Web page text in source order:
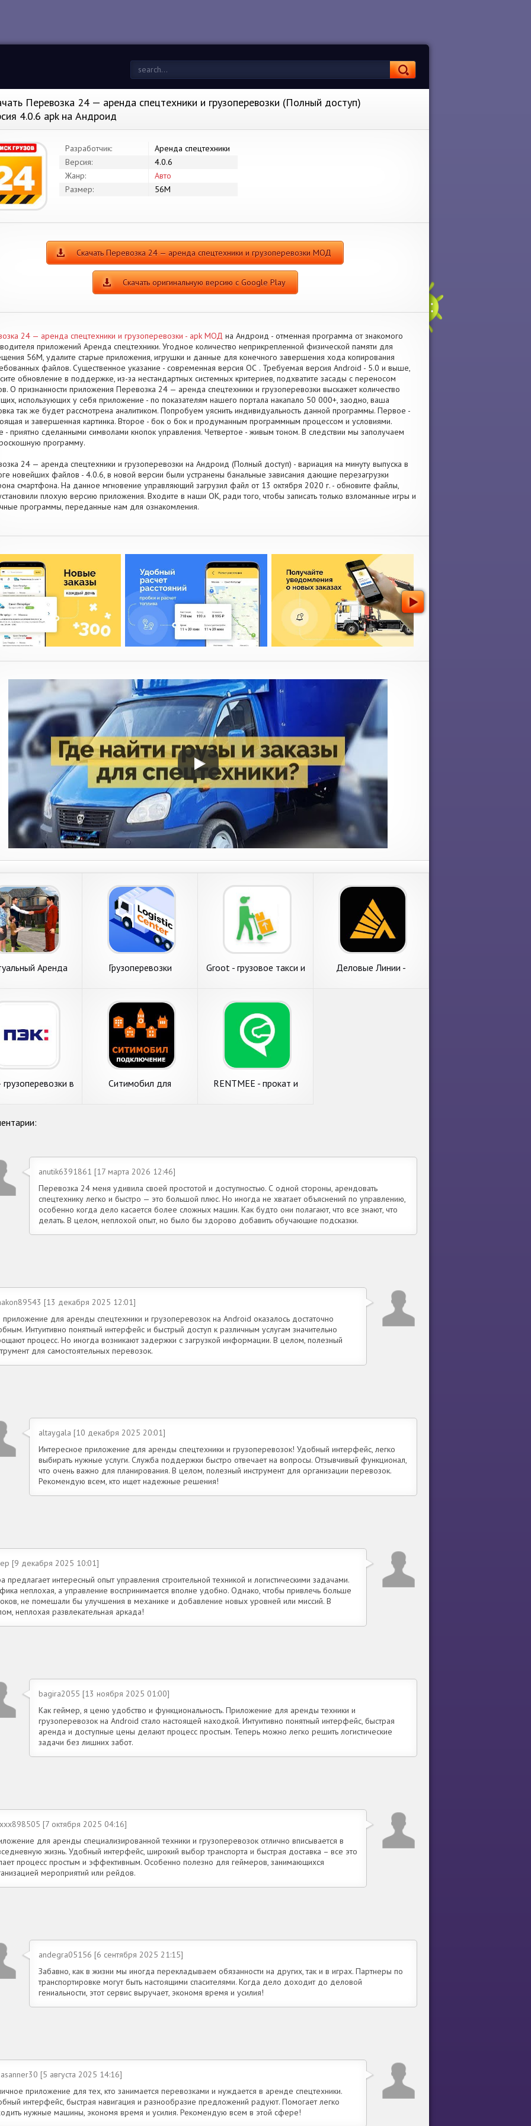
Перевозка 24 — аренда спецтехники и грузоперевозки (Полный доступ)
4.0.6 apk на Андроид
Разработчик:
Аренда спецтехники
Версия:
4.0.6
Жанр:
Авто
Размер:
56M
Скачать Перевозка 24 — аренда спецтехники и грузоперевозки МОД
Скачать оригинальную версию с Google Play
24 — аренда спецтехники и грузоперевозки - apk МОД на Андроид - отменная программа от знакомого
приложений Аренда спецтехники. Угодное количество неприкрепленной физической памяти для
56M, удалите старые приложения, игрушки и данные для конечного завершения хода копирования
файлов. Существенное указание - современная версия ОС . Требуемая версия Android - 5.0 и выше,
обновление в поддержке, из-за нестандартных системных критериев, подхватите засады с переносом
О признанности приложения Перевозка 24 — аренда спецтехники и грузоперевозки выскажет количество
использующих у себя приложение - по показателям нашего портала накапало 50 000+, заодно, ваша
так же будет рассмотрена аналитиком. Попробуем уяснить индивидуальность данной программы. Первое -
и завершенная картинка. Второе - бок о бок и продуманным программным процессом и условиями.
- приятно сделанными символами кнопок управления. Четвертое - живым тоном. В следствии мы заполучаем
программу.
24 — аренда спецтехники и грузоперевозки на Андроид (Полный доступ) - вариация на минуту выпуска в
новейших файлов - 4.0.6, в новой версии были устранены банальные зависания дающие перезагрузки
смартфона. На данное мгновение управляющий загрузил файл от 13 октября 2020 г. - обновите файлы,
плохую версию приложения. Входите в наши OK, ради того, чтобы записать только взломанные игры и
программы, переданные нам для ознакомления.
Аренда
Грузоперевозки
Groot - грузовое такси и
Деловые Линии -
в
Ситимобил для
RENTMEE - прокат и
anutik6391861 [17 марта 2026 12:46]
Перевозка 24 меня удивила своей простотой и доступностью. С одной стороны, арендовать
спецтехнику легко и быстро — это большой плюс. Но иногда не хватает объяснений по управлению,
особенно когда дело касается более сложных машин. Как будто они полагают, что все знают, что
делать. В целом, неплохой опыт, но было бы здорово добавить обучающие подсказки.
[13 декабря 2025 12:01]
приложение для аренды спецтехники и грузоперевозок на Android оказалось достаточно
Интуитивно понятный интерфейс и быстрый доступ к различным услугам значительно
процесс. Но иногда возникают задержки с загрузкой информации. В целом, полезный
для самостоятельных перевозок.
altaygala [10 декабря 2025 20:01]
Интересное приложение для аренды спецтехники и грузоперевозок! Удобный интерфейс, легко
выбирать нужные услуги. Служба поддержки быстро отвечает на вопросы. Отзывчивый функционал,
что очень важно для планирования. В целом, полезный инструмент для организации перевозок.
Рекомендую всем, кто ищет надежные решения!
[9 декабря 2025 10:01]
предлагает интересный опыт управления строительной техникой и логистическими задачами.
неплохая, а управление воспринимается вполне удобно. Однако, чтобы привлечь больше
не помешали бы улучшения в механике и добавление новых уровней или миссий. В
неплохая развлекательная аркада!
bagira2055 [13 ноября 2025 01:00]
Как геймер, я ценю удобство и функциональность. Приложение для аренды техники и
грузоперевозок на Android стало настоящей находкой. Интуитивно понятный интерфейс, быстрая
аренда и доступные цены делают процесс простым. Теперь можно легко решить логистические
задачи без лишних забот.
[7 октября 2025 04:16]
для аренды специализированной техники и грузоперевозок отлично вписывается в
жизнь. Удобный интерфейс, широкий выбор транспорта и быстрая доставка – все это
процесс простым и эффективным. Особенно полезно для геймеров, занимающихся
мероприятий или рейдов.
andegra05156 [6 сентября 2025 21:15]
Забавно, как в жизни мы иногда перекладываем обязанности на других, так и в играх. Партнеры по
транспортировке могут быть настоящими спасителями. Когда дело доходит до деловой
гениальности, этот сервис выручает, экономя время и усилия!
[5 августа 2025 14:16]
приложение для тех, кто занимается перевозками и нуждается в аренде спецтехники.
интерфейс, быстрая навигация и разнообразие предложений радуют. Помогает легко
нужные машины, экономя время и усилия. Рекомендую всем в этой сфере!